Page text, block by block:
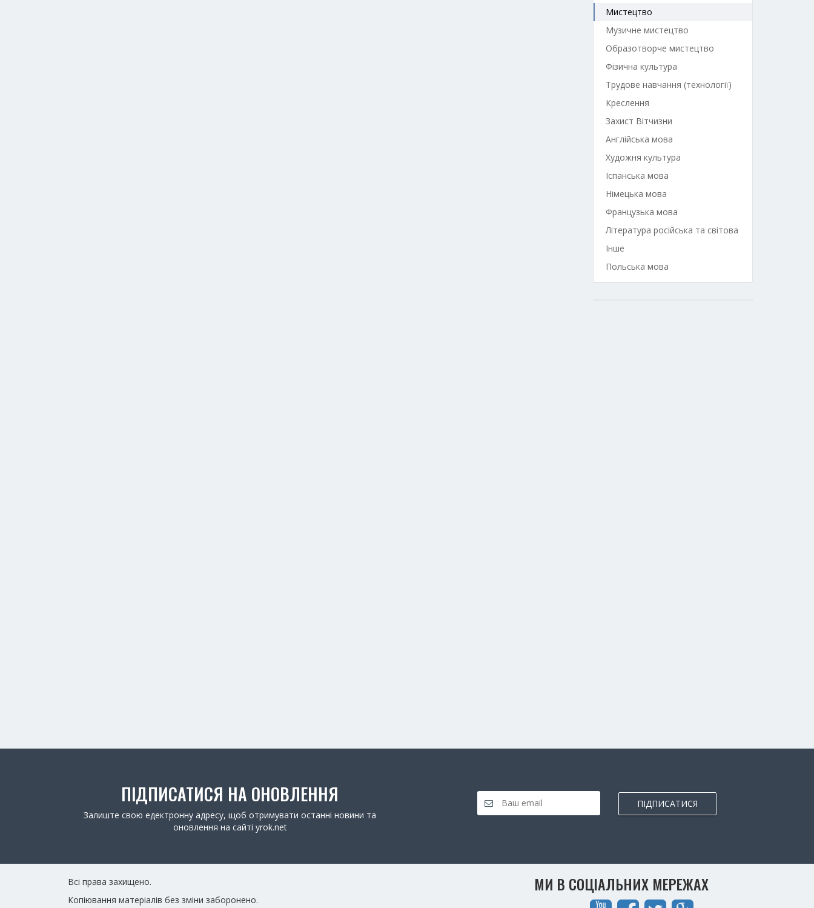
Мистецтво
Музичне мистецтво
Образотворче мистецтво
Фізична культура
Трудове навчання (технології)
Креслення
Захист Вітчизни
Англійська мова
Художня культура
Іспанська мова
Німецька мова
Французька мова
Література російська та світова
Інше
Польська мова
ПІДПИСАТИСЯ НА ОНОВЛЕННЯ
Залиште свою едектронну адресу, щоб отримувати останні новини та
оновлення на сайті yrok.net
ПІДПИСАТИСЯ
Всі права захищено.
Копіювання матеріалів без зміни заборонено.
МИ В СОЦІАЛЬНИХ МЕРЕЖАХ